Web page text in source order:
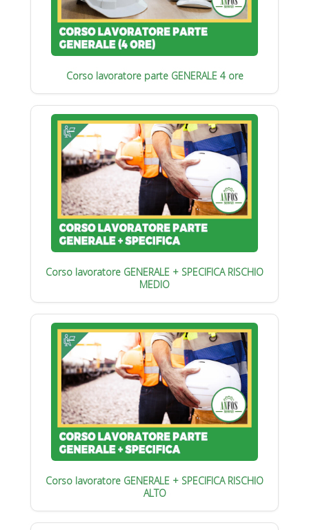
Corso lavoratore parte GENERALE 4 ore
Corso lavoratore GENERALE + SPECIFICA RISCHIO
MEDIO
Corso lavoratore GENERALE + SPECIFICA RISCHIO
ALTO